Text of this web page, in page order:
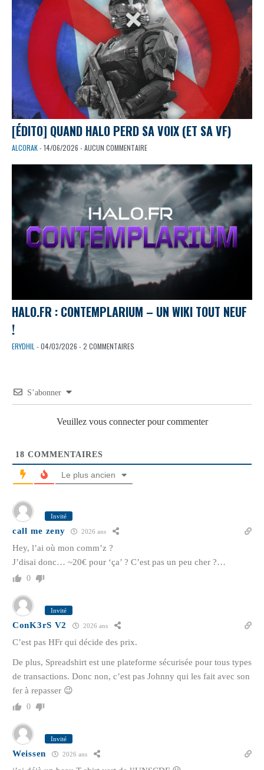
[ÉDITO] QUAND HALO PERD SA VOIX (ET SA VF)
ALCORAK- 14/06/2026 - AUCUN COMMENTAIRE
HALO.FR : CONTEMPLARIUM – UN WIKI TOUT NEUF
!
ERYDHIL - 04/03/2026 - 2 COMMENTAIRES
S’abonner
Veuillez vous connecter pour commenter
18 COMMENTAIRES
Le plus ancien
Invité
call me zeny 2026 ans
Hey, l’ai où mon comm’z ?
J’disai donc… ~20€ pour ‘ça’ ? C’est pas un peu cher ?…
0
Invité
ConK3rS V2 2026 ans
C’est pas HFr qui décide des prix.
De plus, Spreadshirt est une plateforme sécurisée pour tous types
de transactions. Donc non, c’est pas Johnny qui les fait avec son
fer à repasser 😉
0
Invité
Weissen 2026 ans